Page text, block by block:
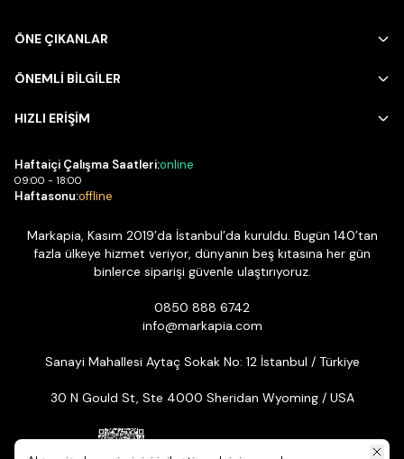
ÖNE ÇIKANLAR
ÖNEMLİ BİLGİLER
HIZLI ERİŞİM
Haftaiçi Çalışma Saatleri:online
09:00 - 18:00
Haftasonu:offline
Markapia, Kasım 2019’da İstanbul’da kuruldu. Bugün 140’tan
fazla ülkeye hizmet veriyor, dünyanın beş kıtasına her gün
binlerce siparişi güvenle ulaştırıyoruz.
0850 888 6742
info@markapia.com
Sanayi Mahallesi Aytaç Sokak No: 12 İstanbul / Türkiye
30 N Gould St, Ste 4000 Sheridan Wyoming / USA